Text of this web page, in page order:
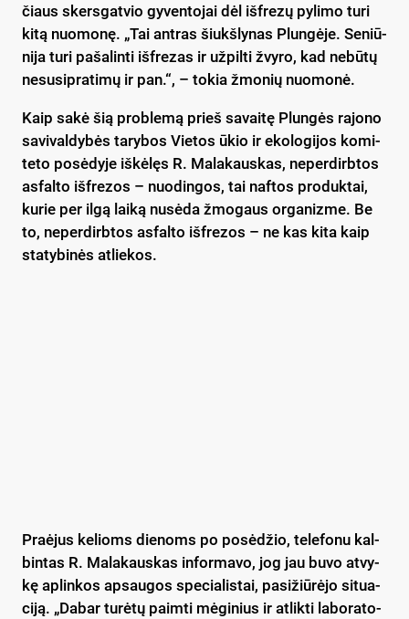
čiaus skers­gat­vio gy­ven­to­jai dėl iš­fre­zų py­li­mo tu­ri
ki­tą nuo­mo­nę. „Tai ant­ras šiukš­ly­nas Plun­gė­je. Se­niū­
ni­ja tu­ri pa­ša­lin­ti iš­fre­zas ir už­pil­ti žvy­ro, kad ne­bū­tų
ne­su­sip­ra­ti­mų ir pan.“, – to­kia žmo­nių nuo­mo­nė.
Kaip sa­kė šią pro­ble­mą prieš sa­vai­tę Plun­gės ra­jo­no
sa­vi­val­dy­bės ta­ry­bos Vie­tos ūkio ir eko­lo­gi­jos ko­mi­
te­to po­sė­dy­je iš­kė­lęs R. Ma­la­kaus­kas, ne­per­dirb­tos
as­fal­to iš­fre­zos – nuo­din­gos, tai naf­tos pro­duk­tai,
ku­rie per il­gą lai­ką nu­sė­da žmo­gaus or­ga­niz­me. Be
to, ne­per­dirb­tos as­fal­to iš­fre­zos – ne kas ki­ta kaip
sta­ty­bi­nės at­lie­kos.
Praė­jus ke­lioms die­noms po po­sė­džio, te­le­fo­nu kal­
bin­tas R. Ma­la­kaus­kas in­for­ma­vo, jog jau bu­vo at­vy­
kę ap­lin­kos ap­sau­gos spe­cia­lis­tai, pa­si­žiū­rė­jo si­tua­
ci­ją. „Da­bar tu­rė­tų paim­ti mė­gi­nius ir at­lik­ti la­bo­ra­to­